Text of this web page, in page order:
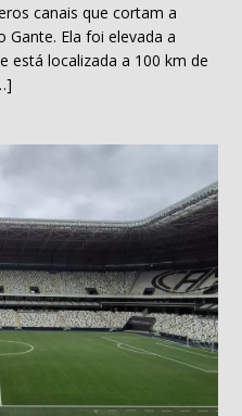
canais que cortam a
Ela foi elevada a
está localizada a 100 km de